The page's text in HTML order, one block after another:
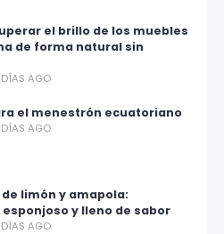
el brillo de los muebles
de forma natural sin
AGO
el menestrón ecuatoriano
AGO
limón y amapola:
y lleno de sabor
AGO